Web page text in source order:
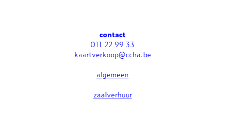
contact
011 22 99 33
kaartverkoop@ccha.be
algemeen
zaalverhuur